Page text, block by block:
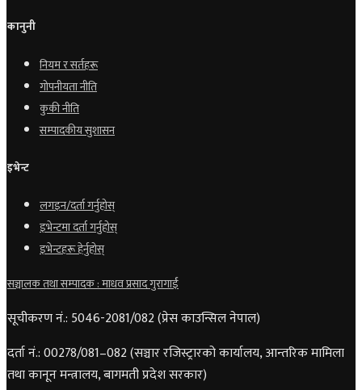
कानुनी
नियम र सर्तहरू
गोपनीयता नीति
कुकी नीति
सम्पादकीय सुशासन
इभेन्ट
लगइन/दर्ता गर्नुहोस्
इभेन्टमा दर्ता गर्नुहोस्
इभेन्टहरू हेर्नुहोस्
सञ्चालक तथा सम्पादक : माधव प्रसाद गुरागाईं
सूचीकरण नं.: 5046-2081/082 (प्रेस काउन्सिल नेपाल)
दर्ता नं.: 00278/081–082 (सञ्चार रजिस्ट्रारको कार्यालय, आन्तरिक मामिला
तथा कानून मन्त्रालय, बागमती प्रदेश सरकार)